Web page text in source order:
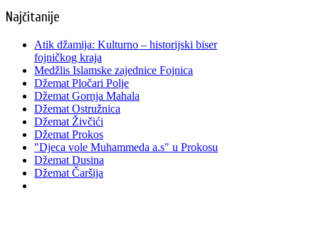
Najčitanije
Atik džamija: Kulturno – historijski biser
fojničkog kraja
Medžlis Islamske zajednice Fojnica
Džemat Pločari Polje
Džemat Gornja Mahala
Džemat Ostružnica
Džemat Živčići
Džemat Prokos
"Djeca vole Muhammeda a.s" u Prokosu
Džemat Dusina
Džemat Čaršija